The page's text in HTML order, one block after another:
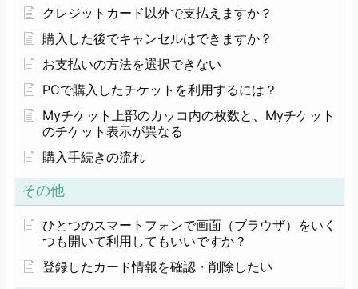
クレジットカード以外で支払えますか？
購入した後でキャンセルはできますか？
お支払いの方法を選択できない
PCで購入したチケットを利用するには？
Myチケット上部のカッコ内の枚数と、Myチケット
のチケット表示が異なる
購入手続きの流れ
その他
ひとつのスマートフォンで画面（ブラウザ）をいく
つも開いて利用してもいいですか？
登録したカード情報を確認・削除したい